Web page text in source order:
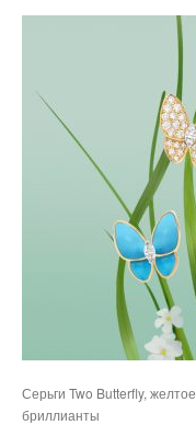
Серьги Two Butterfly,
бриллианты